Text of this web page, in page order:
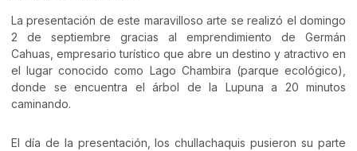
La presentación de este maravilloso arte se realizó el domingo
2 de septiembre gracias al emprendimiento de Germán
Cahuas, empresario turístico que abre un destino y atractivo en
el lugar conocido como Lago Chambira (parque ecológico),
donde se encuentra el árbol de la Lupuna a 20 minutos
caminando.
El día de la presentación, los chullachaquis pusieron su parte